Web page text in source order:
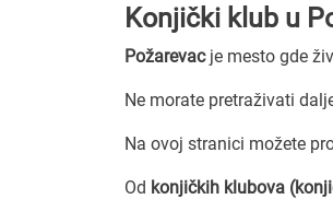
Konjički klub u
Požarevacje mesto gde
Ne morate pretraživati
Na ovoj stranici možete
Od konjičkih klubova